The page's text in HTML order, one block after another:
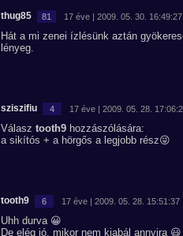
thug85 81 17 éve | 2009. 05. 30. 16:49:27
Hát a mi zenei ízlésünk aztán
lényeg.
sziszifiu 4 17 éve | 2009. 05. 28.
Válasz tooth9 hozzászólására:
a sikítós + a hörgős a legjobb rész😜
tooth9 6 17 éve | 2009. 05. 28. 15:51:37
Uhh durva 😀
De elég jó, mikor nem kiabál annyira 😃